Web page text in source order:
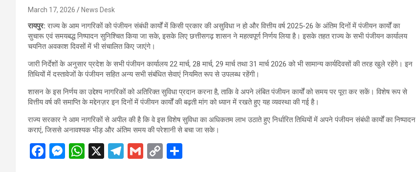
March 17, 2026 News Desk
रायपुर:राज्य के आम नागरिकों को पंजीयन संबंधी कार्यों में किसी प्रकार की असुविधा न हो और वित्तीय वर्ष 2025-26 के अंतिम दिनों में पंजीयन कार्यों का
सुचारू एवं समयबद्ध निष्पादन सुनिश्चित किया जा सके, इसके लिए छत्तीसगढ़ शासन ने महत्वपूर्ण निर्णय लिया है। इसके तहत राज्य के सभी पंजीयन कार्यालय
चयनित अवकाश दिवसों में भी संचालित किए जाएंगे।
जारी निर्देशों के अनुसार प्रदेश के सभी पंजीयन कार्यालय 22 मार्च, 28 मार्च, 29 मार्च तथा 31 मार्च 2026 को भी सामान्य कार्यदिवसों की तरह खुले रहेंगे। इन
तिथियों में दस्तावेजों के पंजीयन सहित अन्य सभी संबंधित सेवाएं नियमित रूप से उपलब्ध रहेंगी।
शासन के इस निर्णय का उद्देश्य नागरिकों को अतिरिक्त सुविधा प्रदान करना है, ताकि वे अपने लंबित पंजीयन कार्यों को समय पर पूरा कर सकें। विशेष रूप से
वित्तीय वर्ष की समाप्ति के मद्देनज़र इन दिनों में पंजीयन कार्यों की बढ़ती मांग को ध्यान में रखते हुए यह व्यवस्था की गई है।
राज्य सरकार ने आम नागरिकों से अपील की है कि वे इस विशेष सुविधा का अधिकतम लाभ उठाते हुए निर्धारित तिथियों में अपने पंजीयन संबंधी कार्यों का निष्पादन
कराएं, जिससे अनावश्यक भीड़ और अंतिम समय की परेशानी से बचा जा सके।
F
M W X
T
G
C